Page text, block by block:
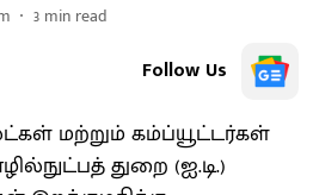
3 min read
Follow Us
மற்றும் கம்ப்யூட்டர்கள்
துறை (ஐ.டி.)